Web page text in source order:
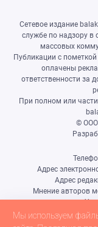
Сетевое издание
службе по надзору в
массовых
Публикации с
оплачены
ответственности за
При полном или
© ООО
Адрес
Адрес
Мнение авторов
Настоящий
Мы используем